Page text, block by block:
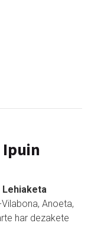
Ipuin
Lehiaketa
Anoeta,
har dezakete